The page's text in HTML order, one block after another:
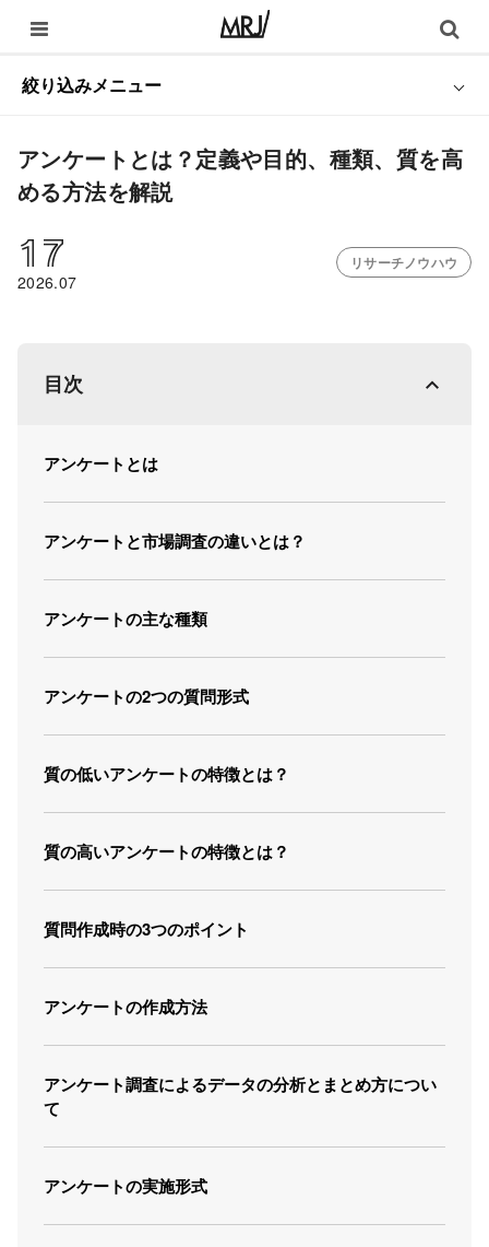
絞り込みメニュー
アンケートとは？定義や目的、種類、質を高
める方法を解説
17
2026.07
リサーチノウハウ
目次
アンケートとは
アンケートと市場調査の違いとは？
アンケートの主な種類
アンケートの2つの質問形式
質の低いアンケートの特徴とは？
質の高いアンケートの特徴とは？
質問作成時の3つのポイント
アンケートの作成方法
アンケート調査によるデータの分析とまとめ方につい
て
アンケートの実施形式